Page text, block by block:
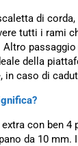
di
tutti i rami
della
caso di
extra con ben 4
da 10 mm.